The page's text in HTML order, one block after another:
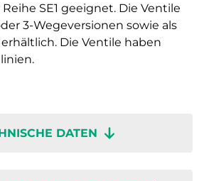
SE1 geeignet. Die Ventile
3-Wegeversionen sowie als
Die Ventile haben
DATEN